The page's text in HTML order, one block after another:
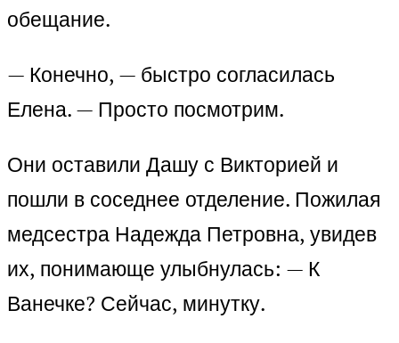
обещание.
— Конечно, — быстро согласилась
Елена. — Просто посмотрим.
Они оставили Дашу с Викторией и
пошли в соседнее отделение. Пожилая
медсестра Надежда Петровна, увидев
их, понимающе улыбнулась: — К
Ванечке? Сейчас, минутку.